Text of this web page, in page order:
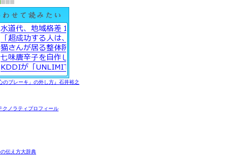
のブレーキ」の外し方』石井裕之
クノラティプロフィール
伝え方大辞典